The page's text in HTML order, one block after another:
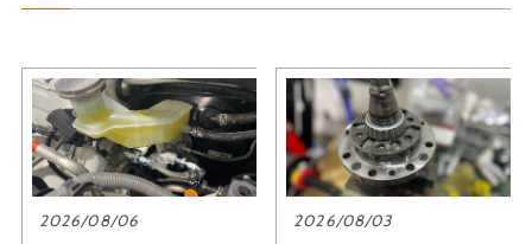
2026/08/06 2026/08/03